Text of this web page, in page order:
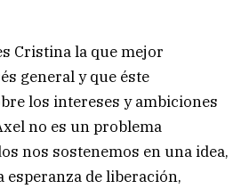
Cristina la que mejor
general y que éste
los intereses y ambiciones
no es un problema
nos sostenemos en una idea,
esperanza de liberación,